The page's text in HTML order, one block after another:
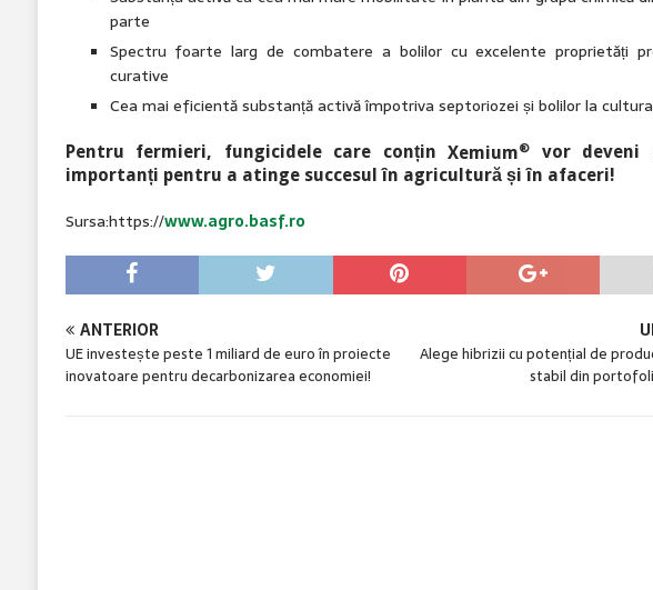
parte
Spectru foarte larg de combatere a bolilor cu excelente proprietăți
curative
Cea mai eficientă substanță activă împotriva septoriozei și bolilor la
Pentru fermieri, fungicidele care conținXemium®
vor deveni
importanți pentru a atinge succesul în agricultură și în afaceri!
Sursa:https://www.agro.basf.ro
ANTERIOR
UE investește peste 1 miliard de euro în proiecte
inovatoare pentru decarbonizarea economiei!
Alege hibrizii cu potențial de
stabil din